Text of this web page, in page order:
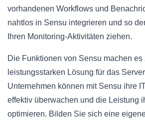
vorhandenen Workflows und
nahtlos in Sensu integrieren und so
Ihren Monitoring-Aktivitäten ziehen.
Die Funktionen von Sensu machen es
leistungsstarken Lösung für das
Unternehmen können mit Sensu ihre
effektiv überwachen und die Leistung
optimieren. Bilden Sie sich eine